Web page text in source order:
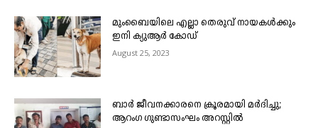
മുംബൈയിലെ എല്ലാ തെരുവ് നായകൾക്കും
ഇനി ക്യുആർ കോഡ്
August 25, 2023
ബാർ ജീവനക്കാരനെ ക്രൂരമായി മർദിച്ചു;
ആറംഗ ഗുണ്ടാസംഘം അറസ്റ്റിൽ